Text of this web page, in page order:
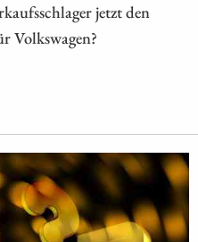
jetzt den
Volkswagen?